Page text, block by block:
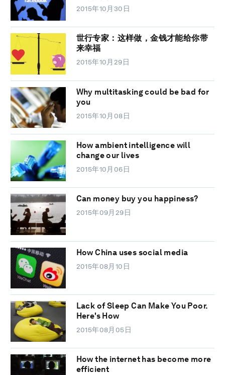
2015年10月30日
世行专家：这样做，金钱才能给你带
来幸福
2015年10月29日
Why multitasking could be bad for
you
2015年10月08日
How ambient intelligence will
change our lives
2015年10月06日
Can money buy you happiness?
2015年09月29日
How China uses social media
2015年08月10日
Lack of Sleep Can Make You Poor.
Here's How
2015年08月05日
How the internet has become more
efficient